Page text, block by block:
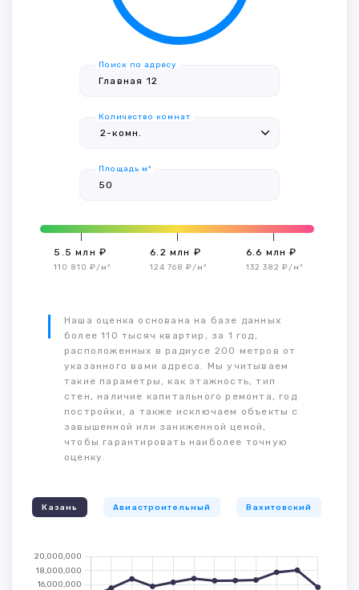
Поиск по адресу
Количество комнат
Площадь м²
5.5 млн ₽
110 810 ₽/м²
6.2 млн ₽
124 768 ₽/м²
6.6 млн ₽
132 382 ₽/м²
Наша оценка основана на базе данных
более 110 тысяч квартир, за 1 год,
расположенных в радиусе 200 метров от
указанного вами адреса. Мы учитываем
такие параметры, как этажность, тип
стен, наличие капитального ремонта, год
постройки, а также исключаем объекты с
завышенной или заниженной ценой,
чтобы гарантировать наиболее точную
оценку.
Казань Авиастроительный Вахитовский